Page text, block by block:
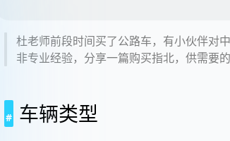
杜老师前段时间买了公路车，有小伙伴对
非专业经验，分享一篇购买指北，供需要的
车辆类型